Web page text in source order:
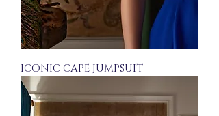
ICONIC CAPE JUMPSUIT